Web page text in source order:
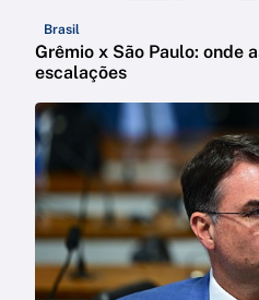
Brasil
Grêmio x São Paulo: onde
escalações